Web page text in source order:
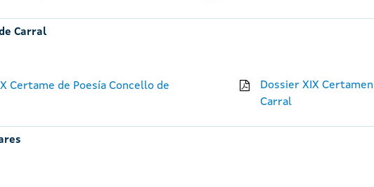
Carral
Certame de Poesía Concello de
Dossier XIX
Carral